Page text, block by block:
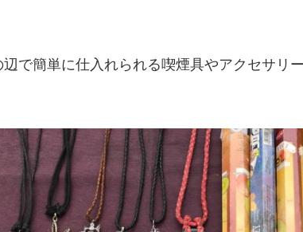
で簡単に仕入れられる喫煙具やアクセサリ